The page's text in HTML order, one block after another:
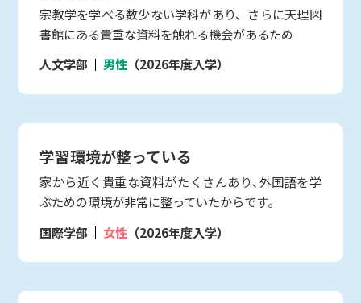
宗教学を学べる数少ない学科があり、さらに天理図
書館にある貴重な資料を触れる機会があるため
人文学部
男性 （2026年度入学）
学習環境が整っている
家から近く貴重な資料がたくさんあり､外国語を学
ぶための環境が非常に整っていたからです｡
国際学部
女性 （2026年度入学）